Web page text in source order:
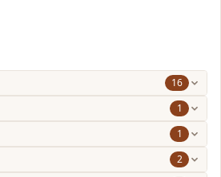
16
1
1
2